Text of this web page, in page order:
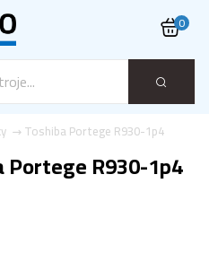
0
Toshiba Portege R930-1p4
R930-1p4